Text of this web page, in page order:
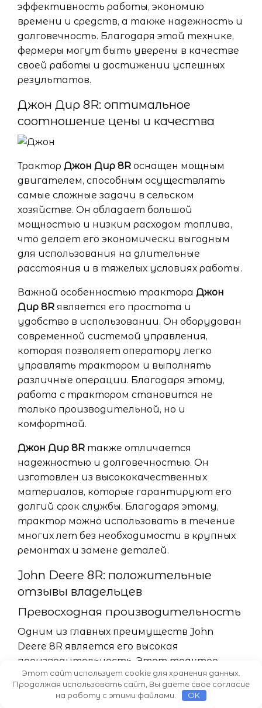
эффективность работы, экономию
времени и средств, а также надежность и
долговечность. Благодаря этой технике,
фермеры могут быть уверены в качестве
своей работы и достижении успешных
результатов.
Джон Дир 8R: оптимальное
соотношение цены и качества
Трактор Джон Дир 8R оснащен мощным
двигателем, способным осуществлять
самые сложные задачи в сельском
хозяйстве. Он обладает большой
мощностью и низким расходом топлива,
что делает его экономически выгодным
для использования на длительные
расстояния и в тяжелых условиях работы.
Важной особенностью трактора Джон
Дир 8R является его простота и
удобство в использовании. Он оборудован
современной системой управления,
которая позволяет оператору легко
управлять трактором и выполнять
различные операции. Благодаря этому,
работа с трактором становится не
только производительной, но и
комфортной.
Джон Дир 8R также отличается
надежностью и долговечностью. Он
изготовлен из высококачественных
материалов, которые гарантируют его
долгий срок службы. Благодаря этому,
трактор можно использовать в течение
многих лет без необходимости в крупных
ремонтах и замене деталей.
John Deere 8R: положительные
отзывы владельцев
Превосходная производительность
Одним из главных преимуществ John
Deere 8R является его высокая
производительность. Этот трактор
обладает мощным двигателем и
передовыми технологиями, которые
позволяют владельцам справляться с
Этот сайт использует cookie для хранения данных.
Продолжая использовать сайт, Вы даете свое согласие
на работу с этими файлами.
OK